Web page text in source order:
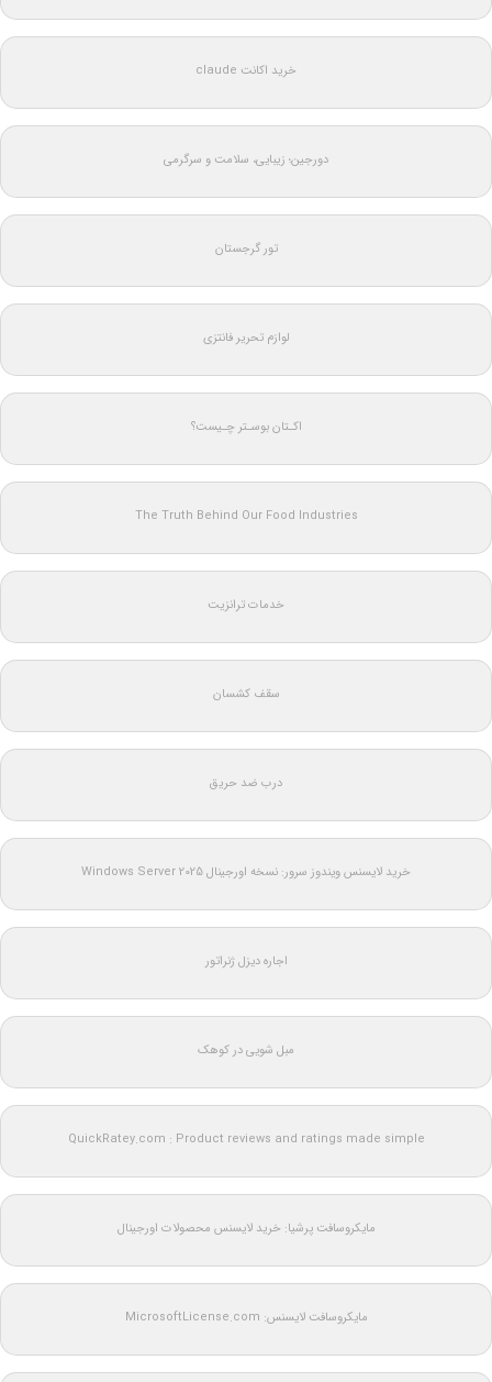
خرید اکانت claude
دورجین؛ زیبایی، سلامت و سرگرمی
تور گرجستان
لوازم تحریر فانتزی
اکـتان بوسـتر چـیست؟
The Truth Behind Our Food Industries
خدمات ترانزیت
سقف کشسان
درب ضد حریق
خرید لایسنس ویندوز سرور: نسخه اورجینال Windows Server 2025
اجاره دیزل ژنراتور
مبل شویی در کوهک
QuickRatey.com : Product reviews and ratings made simple
مایکروسافت پرشیا: خرید لایسنس محصولات اورجینال
مایکروسافت لایسنس: MicrosoftLicense.com